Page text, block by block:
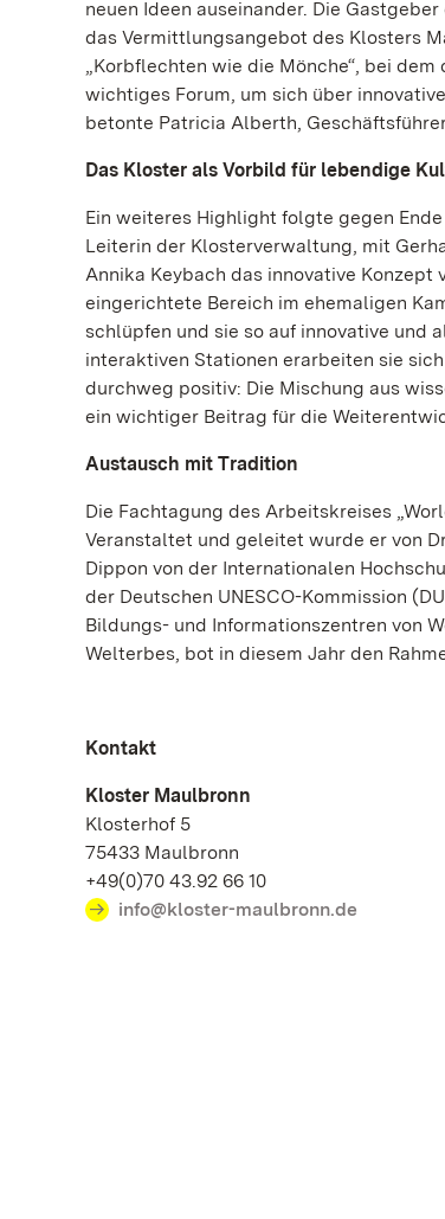
neuen Ideen auseinander. Die
das Vermittlungsangebot des Klosters
„Korbflechten wie die Mönche“, bei
wichtiges Forum, um sich über
betonte Patricia Alberth,
Das Kloster als Vorbild für lebendige
Ein weiteres Highlight folgte gegen
Leiterin der Klosterverwaltung, mit
Annika Keybach das innovative Konzept
eingerichtete Bereich im ehemaligen
schlüpfen und sie so auf innovative und
interaktiven Stationen erarbeiten sie
durchweg positiv: Die Mischung aus
ein wichtiger Beitrag für die
Austausch mit Tradition
Die Fachtagung des Arbeitskreises
Veranstaltet und geleitet wurde er von
Dippon von der Internationalen
der Deutschen UNESCO-Kommission
Bildungs- und Informationszentren von
Welterbes, bot in diesem Jahr den
Kontakt
Kloster Maulbronn
Klosterhof 5
75433 Maulbronn
+49(0)70 43.92 66 10
info@kloster-maulbronn.de